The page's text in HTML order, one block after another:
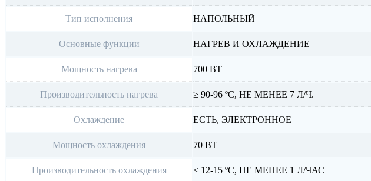
Тип исполнения НАПОЛЬНЫЙ
Основные функции НАГРЕВ И ОХЛАЖДЕНИЕ
Мощность нагрева 700 ВТ
Производительность нагрева ≥ 90-96 ºС, НЕ МЕНЕЕ 7 Л/Ч.
Охлаждение ЕСТЬ, ЭЛЕКТРОННОЕ
Мощность охлаждения 70 ВТ
Производительность охлаждения ≤ 12-15 ºС, НЕ МЕНЕЕ 1 Л/ЧАС